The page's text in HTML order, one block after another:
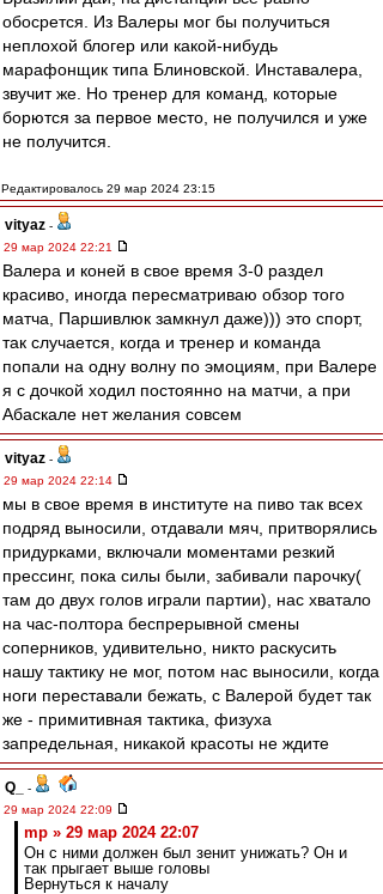
обосрется. Из Валеры мог бы получиться
неплохой блогер или какой-нибудь
марафонщик типа Блиновской. Инставалера,
звучит же. Но тренер для команд, которые
борются за первое место, не получился и уже
не получится.
Редактировалось 29 мар 2024 23:15
vityaz -
29 мар 2024 22:21
Валера и коней в свое время 3-0 раздел
красиво, иногда пересматриваю обзор того
матча, Паршивлюк замкнул даже))) это спорт,
так случается, когда и тренер и команда
попали на одну волну по эмоциям, при Валере
я с дочкой ходил постоянно на матчи, а при
Абаскале нет желания совсем
vityaz -
29 мар 2024 22:14
мы в свое время в институте на пиво так всех
подряд выносили, отдавали мяч, притворялись
придурками, включали моментами резкий
прессинг, пока силы были, забивали парочку(
там до двух голов играли партии), нас хватало
на час-полтора беспрерывной смены
соперников, удивительно, никто раскусить
нашу тактику не мог, потом нас выносили, когда
ноги переставали бежать, с Валерой будет так
же - примитивная тактика, физуха
запредельная, никакой красоты не ждите
Q_
-
29 мар 2024 22:09
mp » 29 мар 2024 22:07
Он с ними должен был зенит унижать? Он и
так прыгает выше головы
Вернуться к началу